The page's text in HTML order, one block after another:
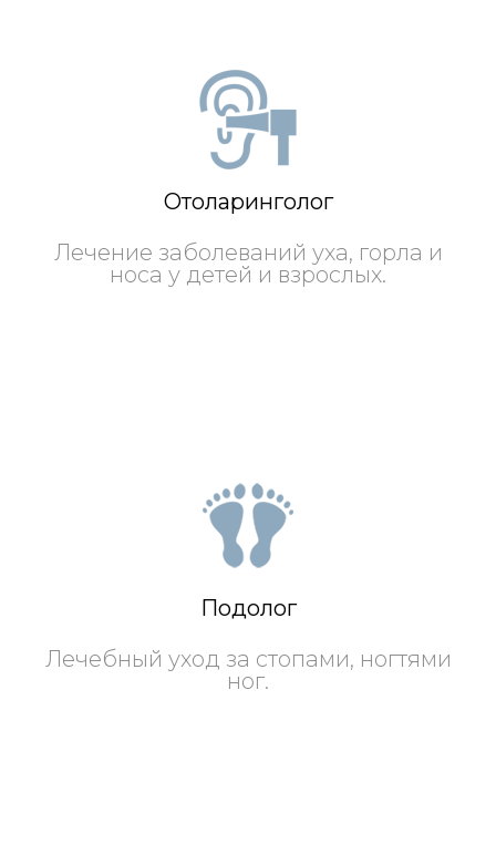
Отоларинголог
Лечение заболеваний уха, горла и
носа у детей и взрослых.
Подолог
Лечебный уход за стопами, ногтями
ног.